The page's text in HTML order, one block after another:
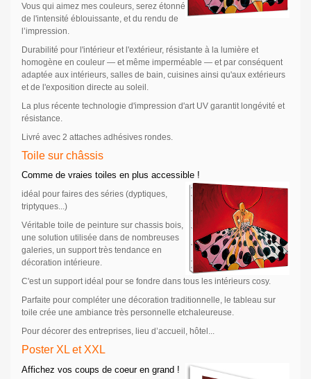
Vous qui aimez mes couleurs, serez étonné
de l'intensité éblouissante, et du rendu de
l’impression.
Durabilité pour l'intérieur et l'extérieur, résistante à la lumière et
homogène en couleur — et même imperméable — et par conséquent
adaptée aux intérieurs, salles de bain, cuisines ainsi qu'aux extérieurs
et de l'exposition directe au soleil.
La plus récente technologie d'impression d'art UV garantit longévité et
résistance.
Livré avec 2 attaches adhésives rondes.
Toile sur châssis
Comme de vraies toiles en plus accessible !
idéal pour faires des séries (dyptiques,
triptyques...)
Véritable toile de peinture sur chassis bois,
une solution utilisée dans de nombreuses
galeries, un support très tendance en
décoration intérieure.
C'est un support idéal pour se fondre dans tous les intérieurs cosy.
Parfaite pour compléter une décoration traditionnelle, le tableau sur
toile crée une ambiance très personnelle etchaleureuse.
Pour décorer des entreprises, lieu d’accueil, hôtel...
Poster XL et XXL
Affichez vos coups de coeur en grand !